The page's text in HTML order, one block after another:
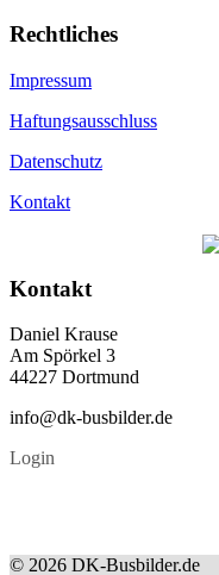
Rechtliches
Impressum
Haftungsausschluss
Datenschutz
Kontakt
Kontakt
Daniel Krause
Am Spörkel 3
44227 Dortmund
info@dk-busbilder.de
Login
© 2026 DK-Busbilder.de